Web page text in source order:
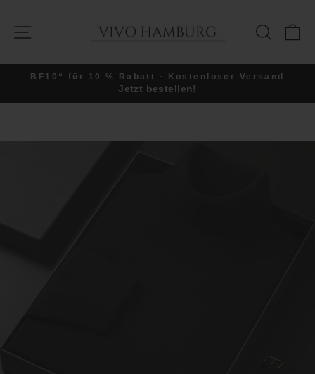
zum
Inhalt
SEITENNAVIGATION SUCHE
Pause
BF10“ für 10 % Rabatt · Kostenloser Versand
Jetzt bestellen!